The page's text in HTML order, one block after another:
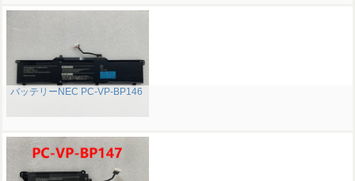
バッテリーNEC PC-VP-BP146